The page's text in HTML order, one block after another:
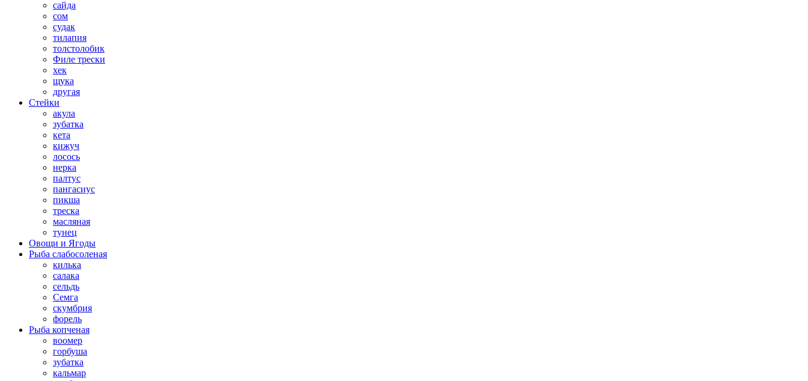
сайда
сом
судак
тилапия
толстолобик
Филе трески
хек
щука
другая
Стейки
акула
зубатка
кета
кижуч
лосось
нерка
палтус
пангасиус
пикша
треска
масляная
тунец
Овощи и Ягоды
Рыба слабосоленая
килька
салака
сельдь
Семга
скумбрия
форель
Рыба копченая
воомер
горбуша
зубатка
кальмар